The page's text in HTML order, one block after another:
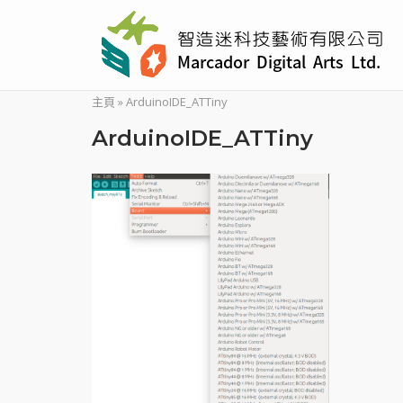
主頁 »ArduinoIDE_ATTiny
ArduinoIDE_ATTiny